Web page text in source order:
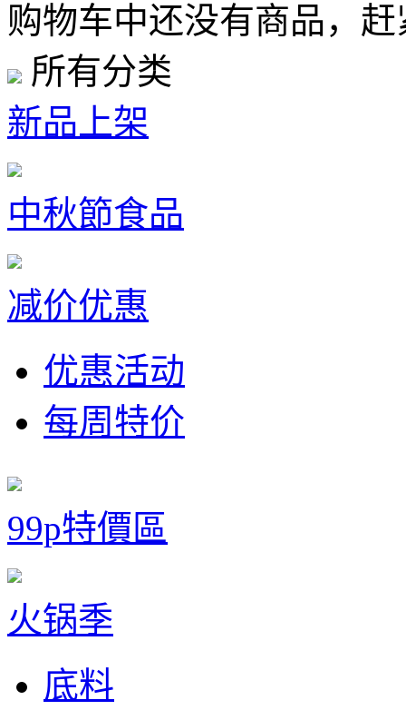
购物车中还没有商品，
所有分类
新品上架
中秋節食品
减价优惠
优惠活动
每周特价
99p特價區
火锅季
底料